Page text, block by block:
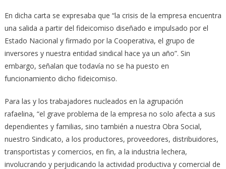
En dicha carta se expresaba que “la crisis de la empresa encuentra
una salida a partir del fideicomiso diseñado e impulsado por el
Estado Nacional y firmado por la Cooperativa, el grupo de
inversores y nuestra entidad sindical hace ya un año”. Sin
embargo, señalan que todavía no se ha puesto en
funcionamiento dicho fideicomiso.
Para las y los trabajadores nucleados en la agrupación
rafaelina, “el grave problema de la empresa no solo afecta a sus
dependientes y familias, sino también a nuestra Obra Social,
nuestro Sindicato, a los productores, proveedores, distribuidores,
transportistas y comercios, en fin, a la industria lechera,
involucrando y perjudicando la actividad productiva y comercial de